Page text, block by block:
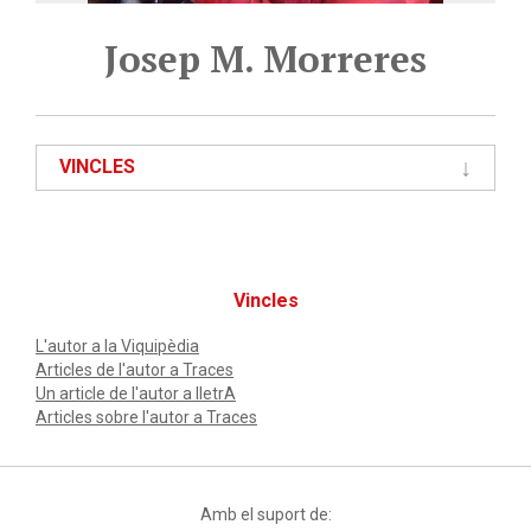
Josep M. Morreres
VINCLES
Vincles
L'autor a la Viquipèdia
Articles de l'autor a Traces
Un article de l'autor a lletrA
Articles sobre l'autor a Traces
Amb el suport de: